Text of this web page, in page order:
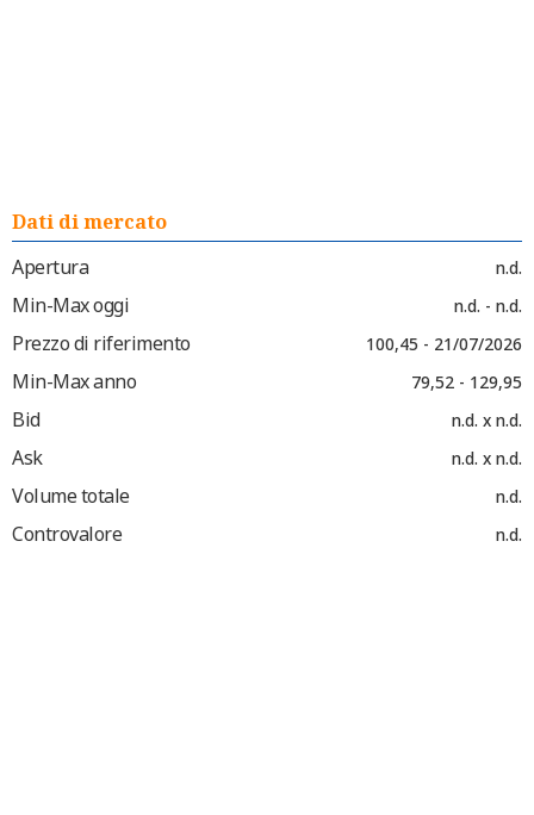
Dati di mercato
Apertura
n.d.
Min-Max oggi n.d. - n.d.
Prezzo di riferimento 100,45 - 21/07/2026
Min-Max anno 79,52 - 129,95
Bid n.d. x n.d.
Ask n.d. x n.d.
Volume totale n.d.
Controvalore n.d.